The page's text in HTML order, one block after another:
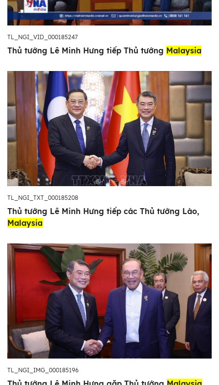
TL_NGI_VID_000185247
Thủ tướng Lê Minh Hưng tiếp Thủ tướng Malaysia
TL_NGI_TXT_000185208
Thủ tướng Lê Minh Hưng tiếp các Thủ tướng Lào,
Malaysia
TL_NGI_IMG_000185196